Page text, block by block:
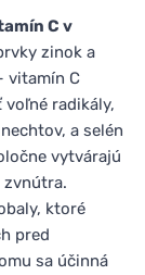
C v
zinok a
vitamín C
radikály,
a selén
vytvárajú
ktoré
pred
sa účinná